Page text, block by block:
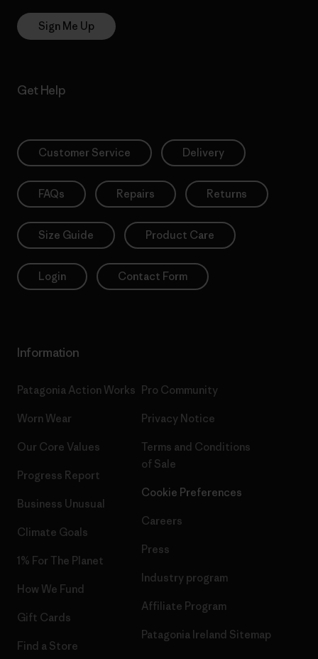
Sign Me Up
Get Help
Customer Service Delivery
FAQs Repairs Returns
Size Guide Product Care
Login Contact Form
Information
Patagonia Action Works
Worn Wear
Our Core Values
Progress Report
Business Unusual
Climate Goals
1% For The Planet
How We Fund
Gift Cards
Find a Store
Pro Community
Privacy Notice
Terms and Conditions
of Sale
Cookie Preferences
Careers
Press
Industry program
Affiliate Program
Patagonia Ireland Sitemap